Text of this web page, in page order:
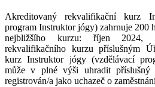
Akreditovaný rekvalifikační kurz
program Instruktor jógy) zahrnuje 200
nejbližšího kurzu: říjen 2024,
rekvalifikačního kurzu příslušným
kurz Instruktor jógy (vzdělávací
může v plné výši uhradit příslušný
registrován/a jako uchazeč o